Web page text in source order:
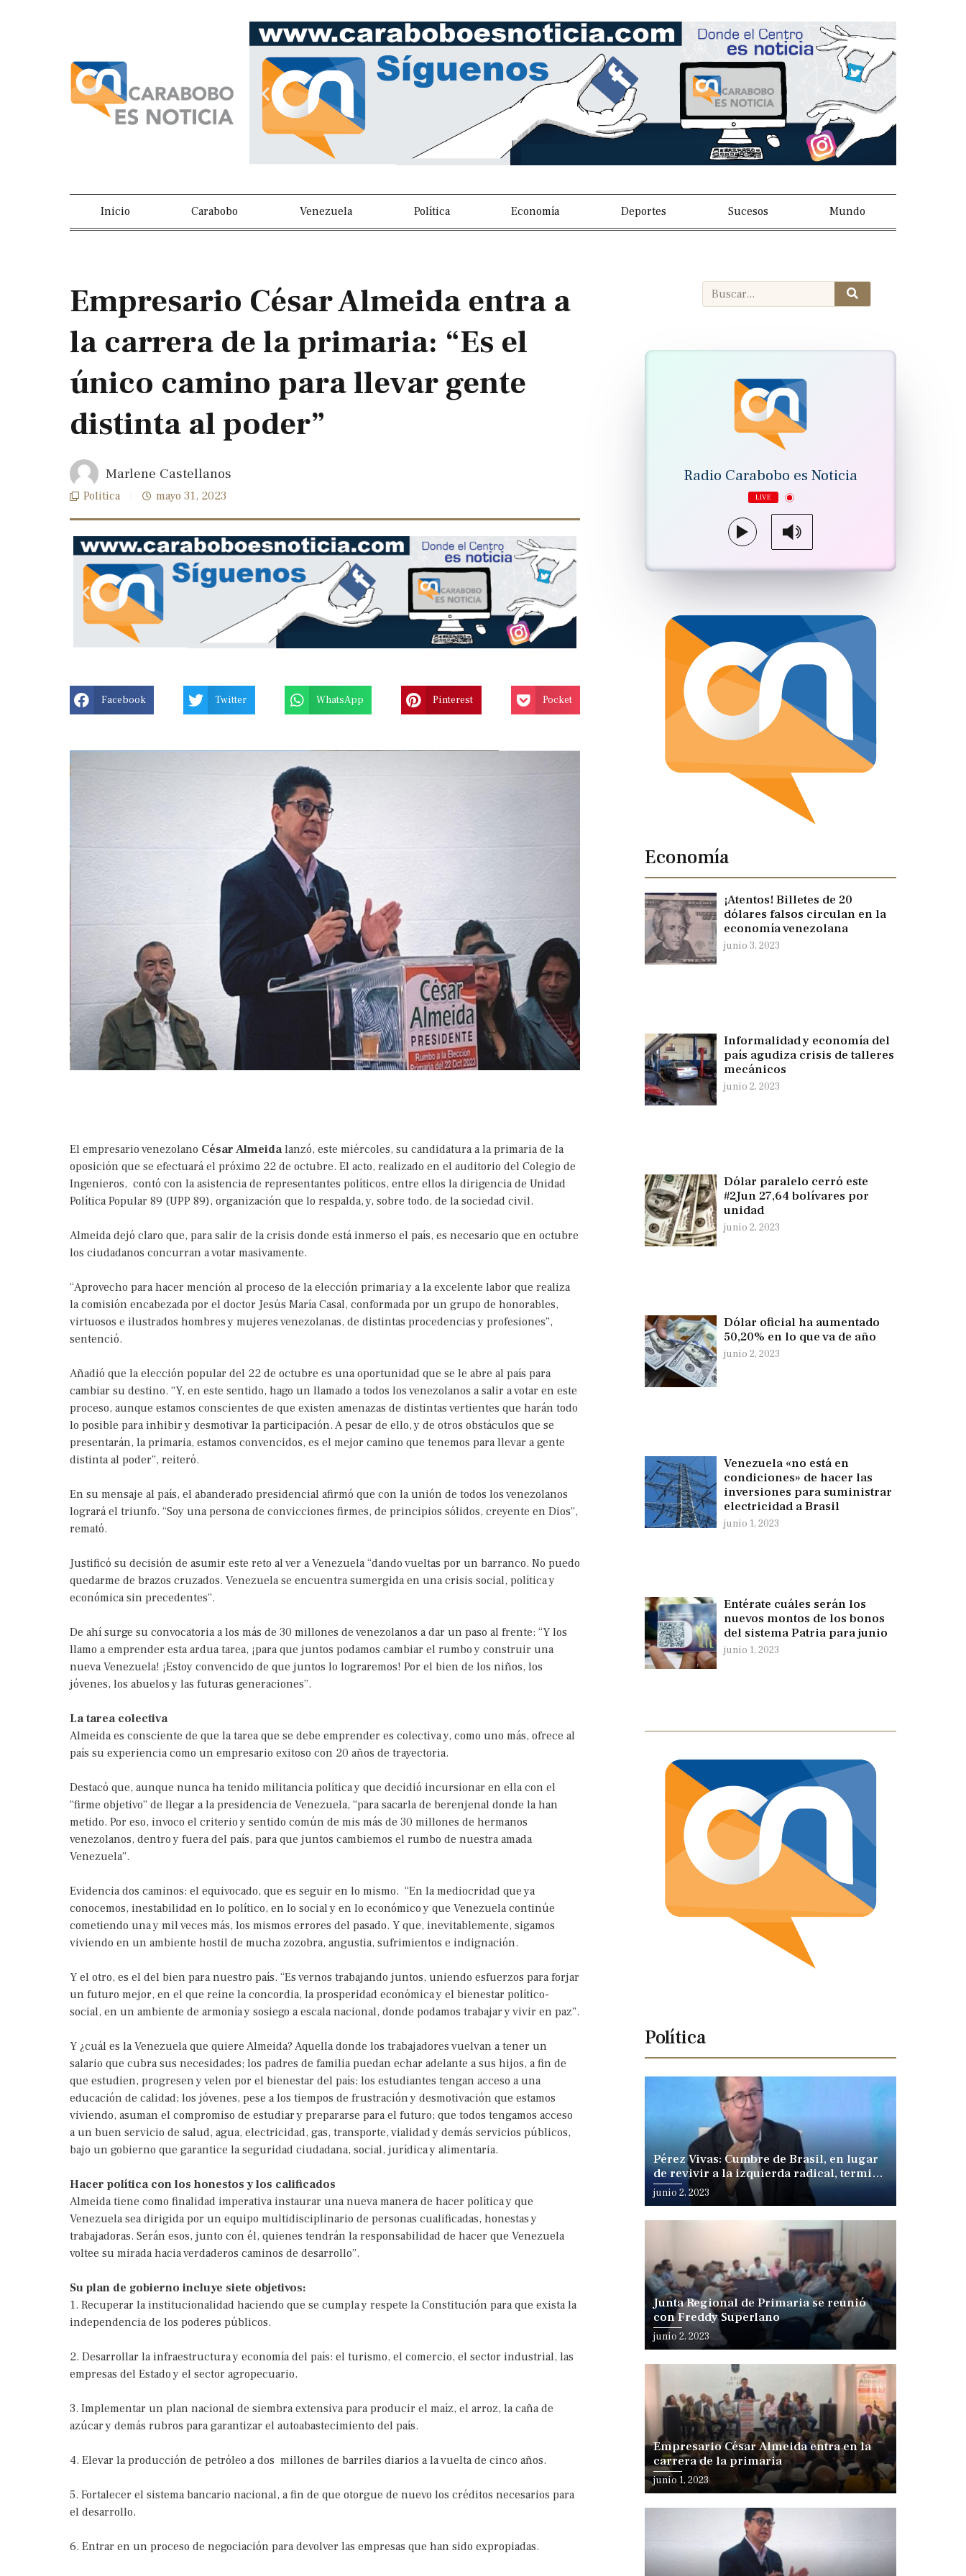
Inicio Carabobo Venezuela Política Economía Deportes Sucesos Mundo
Empresario César Almeida entra a
la carrera de la primaria: “Es el
único camino para llevar gente
distinta al poder”
Marlene Castellanos
Politica mayo 31, 2023
Facebook Twitter WhatsApp Pinterest Pocket
El empresario venezolano César Almeidalanzó, este miércoles, su candidatura a la primaria de la
oposición que se efectuará el próximo 22 de octubre. El acto, realizado en el auditorio del Colegio de
Ingenieros, contó con la asistencia de representantes políticos, entre ellos la dirigencia de Unidad
Política Popular 89 (UPP 89), organización que lo respalda, y, sobre todo, de la sociedad civil.
Almeida dejó claro que, para salir de la crisis donde está inmerso el país, es necesario que en octubre
los ciudadanos concurran a votar masivamente.
“Aprovecho para hacer mención al proceso de la elección primaria y a la excelente labor que realiza
la comisión encabezada por el doctor Jesús María Casal, conformada por un grupo de honorables,
virtuosos e ilustrados hombres y mujeres venezolanas, de distintas procedencias y profesiones”,
sentenció.
Añadió que la elección popular del 22 de octubre es una oportunidad que se le abre al país para
cambiar su destino. “Y, en este sentido, hago un llamado a todos los venezolanos a salir a votar en este
proceso, aunque estamos conscientes de que existen amenazas de distintas vertientes que harán todo
lo posible para inhibir y desmotivar la participación. A pesar de ello, y de otros obstáculos que se
presentarán, la primaria, estamos convencidos, es el mejor camino que tenemos para llevar a gente
distinta al poder”, reiteró.
En su mensaje al país, el abanderado presidencial afirmó que con la unión de todos los venezolanos
logrará el triunfo. “Soy una persona de convicciones firmes, de principios sólidos, creyente en Dios”,
remató.
Justificó su decisión de asumir este reto al ver a Venezuela “dando vueltas por un barranco. No puedo
quedarme de brazos cruzados. Venezuela se encuentra sumergida en una crisis social, política y
económica sin precedentes”.
De ahí surge su convocatoria a los más de 30 millones de venezolanos a dar un paso al frente: “Y los
llamo a emprender esta ardua tarea, ¡para que juntos podamos cambiar el rumbo y construir una
nueva Venezuela! ¡Estoy convencido de que juntos lo lograremos! Por el bien de los niños, los
jóvenes, los abuelos y las futuras generaciones”.
La tarea colectiva
Almeida es consciente de que la tarea que se debe emprender es colectiva y, como uno más, ofrece al
país su experiencia como un empresario exitoso con 20 años de trayectoria.
Destacó que, aunque nunca ha tenido militancia política y que decidió incursionar en ella con el
“firme objetivo” de llegar a la presidencia de Venezuela, “para sacarla de berenjenal donde la han
metido. Por eso, invoco el criterio y sentido común de mis más de 30 millones de hermanos
venezolanos, dentro y fuera del país, para que juntos cambiemos el rumbo de nuestra amada
Venezuela”.
Evidencia dos caminos: el equivocado, que es seguir en lo mismo. “En la mediocridad que ya
conocemos, inestabilidad en lo político, en lo social y en lo económico y que Venezuela continúe
cometiendo una y mil veces más, los mismos errores del pasado. Y que, inevitablemente, sigamos
viviendo en un ambiente hostil de mucha zozobra, angustia, sufrimientos e indignación.
Y el otro, es el del bien para nuestro país. “Es vernos trabajando juntos, uniendo esfuerzos para forjar
un futuro mejor, en el que reine la concordia, la prosperidad económica y el bienestar político-
social, en un ambiente de armonía y sosiego a escala nacional, donde podamos trabajar y vivir en paz”.
Y ¿cuál es la Venezuela que quiere Almeida? Aquella donde los trabajadores vuelvan a tener un
salario que cubra sus necesidades; los padres de familia puedan echar adelante a sus hijos, a fin de
que estudien, progresen y velen por el bienestar del país; los estudiantes tengan acceso a una
educación de calidad; los jóvenes, pese a los tiempos de frustración y desmotivación que estamos
viviendo, asuman el compromiso de estudiar y prepararse para el futuro; que todos tengamos acceso
a un buen servicio de salud, agua, electricidad, gas, transporte, vialidad y demás servicios públicos,
bajo un gobierno que garantice la seguridad ciudadana, social, jurídica y alimentaria.
Hacer política con los honestos y los calificados
Almeida tiene como finalidad imperativa instaurar una nueva manera de hacer política y que
Venezuela sea dirigida por un equipo multidisciplinario de personas cualificadas, honestas y
trabajadoras. Serán esos, junto con él, quienes tendrán la responsabilidad de hacer que Venezuela
voltee su mirada hacia verdaderos caminos de desarrollo”.
Su plan de gobierno incluye siete objetivos:
1. Recuperar la institucionalidad haciendo que se cumpla y respete la Constitución para que exista la
independencia de los poderes públicos.
2. Desarrollar la infraestructura y economía del país: el turismo, el comercio, el sector industrial, las
empresas del Estado y el sector agropecuario.
3. Implementar un plan nacional de siembra extensiva para producir el maíz, el arroz, la caña de
azúcar y demás rubros para garantizar el autoabastecimiento del país.
4. Elevar la producción de petróleo a dos millones de barriles diarios a la vuelta de cinco años.
5. Fortalecer el sistema bancario nacional, a fin de que otorgue de nuevo los créditos necesarios para
el desarrollo.
6. Entrar en un proceso de negociación para devolver las empresas que han sido expropiadas.
Radio Carabobo es Noticia
LIVE
Economía
¡Atentos! Billetes de 20
dólares falsos circulan en la
economía venezolana
junio 3, 2023
Informalidad y economía del
país agudiza crisis de talleres
mecánicos
junio 2, 2023
Dólar paralelo cerró este
#2Jun 27,64 bolívares por
unidad
junio 2, 2023
Dólar oficial ha aumentado
50,20% en lo que va de año
junio 2, 2023
Venezuela «no está en
condiciones» de hacer las
inversiones para suministrar
electricidad a Brasil
junio 1, 2023
Entérate cuáles serán los
nuevos montos de los bonos
del sistema Patria para junio
junio 1, 2023
Política
Pérez Vivas: Cumbre de Brasil, en lugar
de revivir a la izquierda radical, terminó
fracturándola
junio 2, 2023
Junta Regional de Primaria se reunió
con Freddy Superlano
junio 2, 2023
Empresario César Almeida entra en la
carrera de la primaria
junio 1, 2023